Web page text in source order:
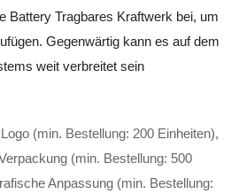
Battery Tragbares Kraftwerk bei, um
Gegenwärtig kann es auf dem
weit verbreitet sein
(min. Bestellung: 200 Einheiten),
(min. Bestellung: 500
Anpassung (min. Bestellung: